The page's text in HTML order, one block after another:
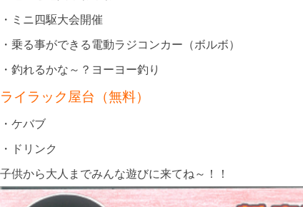
・ミニ四駆大会開催
・乗る事ができる電動ラジコンカー（ボルボ）
・釣れるかな～？ヨーヨー釣り
ライラック屋台（無料）
・ケバブ
・ドリンク
子供から大人までみんな遊びに来てね～！！